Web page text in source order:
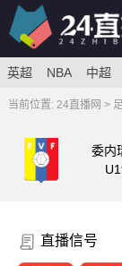
英超 NBA 中超
当前位置: 24直播网 >
委内
直播信号